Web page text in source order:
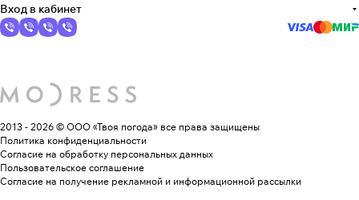
Вход в кабинет
2013 - 2026 © ООО «Твоя погода» все права защищены
Политика конфиденциальности
Согласие на обработку персональных данных
Пользовательское соглашение
Согласие на получение рекламной и информационной рассылки